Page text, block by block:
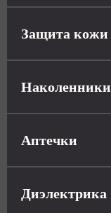
Защита кожи
Наколенники
Аптечки
Диэлектрика